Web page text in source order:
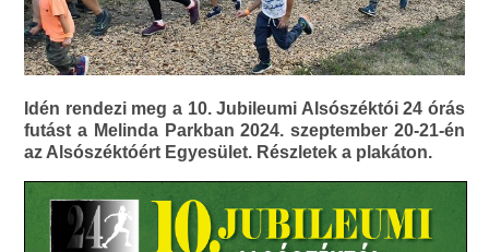
Idén rendezi meg a 10. Jubileumi Alsószéktói 24 órás
futást a Melinda Parkban 2024. szeptember 20-21-én
az Alsószéktóért Egyesület. Részletek a plakáton.